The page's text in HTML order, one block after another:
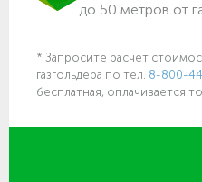
до 50 метров от
* Запросите расчёт
газгольдера по тел. 8-800-
бесплатная, оплачивается